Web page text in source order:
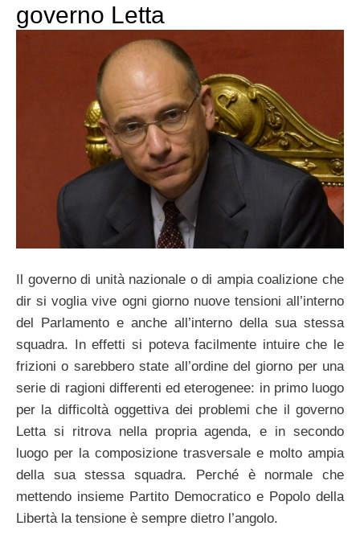
governo Letta
Il governo di unità nazionale o di ampia coalizione che
dir si voglia vive ogni giorno nuove tensioni all’interno
del Parlamento e anche all’interno della sua stessa
squadra. In effetti si poteva facilmente intuire che le
frizioni o sarebbero state all’ordine del giorno per una
serie di ragioni differenti ed eterogenee: in primo luogo
per la difficoltà oggettiva dei problemi che il governo
Letta si ritrova nella propria agenda, e in secondo
luogo per la composizione trasversale e molto ampia
della sua stessa squadra. Perché è normale che
mettendo insieme Partito Democratico e Popolo della
Libertà la tensione è sempre dietro l’angolo.